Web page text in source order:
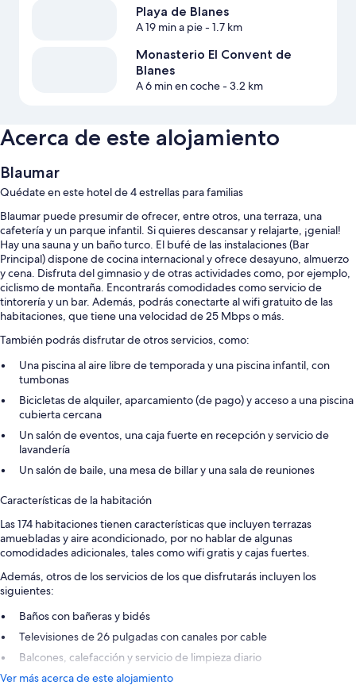
Playa de Blanes
A 19 min a pie- 1.7 km
Monasterio El Convent de
Blanes
A 6 min en coche- 3.2 km
Acerca de este alojamiento
Blaumar
Quédate en este hotel de 4 estrellas para familias
Blaumar puede presumir de ofrecer, entre otros, una terraza, una
cafetería y un parque infantil. Si quieres descansar y relajarte, ¡genial!
Hay una sauna y un baño turco. El bufé de las instalaciones (Bar
Principal) dispone de cocina internacional y ofrece desayuno, almuerzo
y cena. Disfruta del gimnasio y de otras actividades como, por ejemplo,
ciclismo de montaña. Encontrarás comodidades como servicio de
tintorería y un bar. Además, podrás conectarte al wifi gratuito de las
habitaciones, que tiene una velocidad de 25 Mbps o más.
También podrás disfrutar de otros servicios, como:
Una piscina al aire libre de temporada y una piscina infantil, con
tumbonas
Bicicletas de alquiler, aparcamiento (de pago) y acceso a una piscina
cubierta cercana
Un salón de eventos, una caja fuerte en recepción y servicio de
lavandería
Un salón de baile, una mesa de billar y una sala de reuniones
Características de la habitación
Las 174 habitaciones tienen características que incluyen terrazas
amuebladas y aire acondicionado, por no hablar de algunas
comodidades adicionales, tales como wifi gratis y cajas fuertes.
Además, otros de los servicios de los que disfrutarás incluyen los
siguientes:
Baños con bañeras y bidés
Televisiones de 26 pulgadas con canales por cable
Balcones, calefacción y servicio de limpieza diario
Ver más acerca de este alojamiento